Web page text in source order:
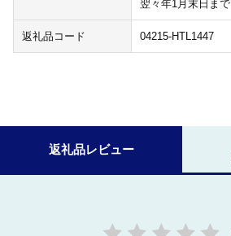
翌々年1月末日まで
返礼品コード 04215-HTL1447
返礼品レビュー